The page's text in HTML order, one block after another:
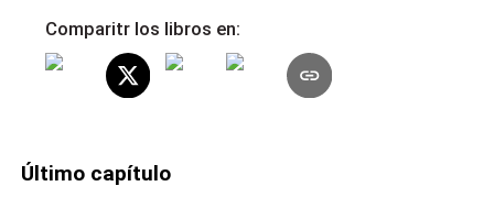
Comparitr los libros en:
Último capítulo